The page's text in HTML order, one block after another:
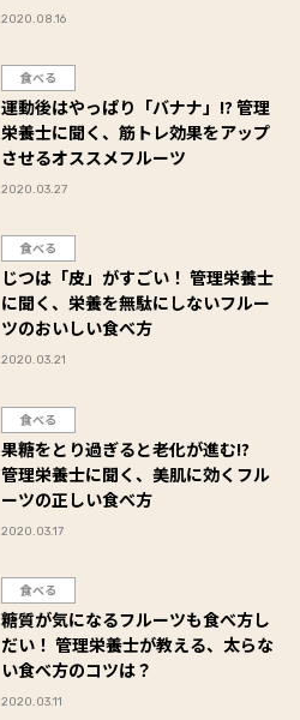
2020.08.16
食べる
運動後はやっぱり「バナナ」!? 管理
栄養士に聞く、筋トレ効果をアップ
させるオススメフルーツ
2020.03.27
食べる
じつは「皮」がすごい！ 管理栄養士
に聞く、栄養を無駄にしないフルー
ツのおいしい食べ方
2020.03.21
食べる
果糖をとり過ぎると老化が進む!?
管理栄養士に聞く、美肌に効くフル
ーツの正しい食べ方
2020.03.17
食べる
糖質が気になるフルーツも食べ方し
だい！ 管理栄養士が教える、太らな
い食べ方のコツは？
2020.03.11